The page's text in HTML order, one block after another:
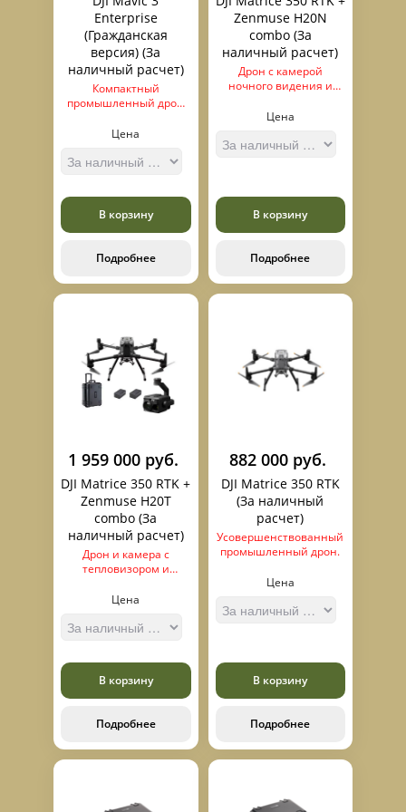
Enterprise
(Гражданская
версия) (За
наличный расчет)
Компактный
промышленный дрон
56 кратный, с
подключения RTK
Цена
В корзину
Подробнее
Zenmuse H20N
combo (За
наличный расчет)
Дрон с камерой
ночного видения и
Цена
В корзину
Подробнее
1 959 000 руб.
DJI Matrice 350 RTK +
Zenmuse H20T
combo (За
наличный расчет)
Дрон и камера с
тепловизором и
Цена
В корзину
Подробнее
882 000 руб.
DJI Matrice 350 RTK
(За наличный
расчет)
Усовершенствованный
промышленный дрон.
Цена
В корзину
Подробнее